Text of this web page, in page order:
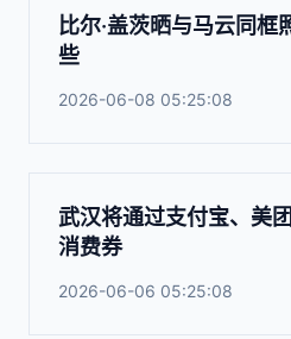
比尔·盖茨晒与马云同
些
2026-06-08 05:25:08
武汉将通过支付宝、美
消费券
2026-06-06 05:25:08